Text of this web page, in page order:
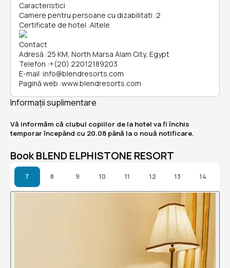
Caracteristici
Camere pentru persoane cu dizabilitati :2
Certificate de hotel :Altele
Contact
Adresă :25 KM, North Marsa Alam City, Egypt
Telefon :+(20) 22012189203
E-mail :info@blendresorts.com
Pagină web :www.blendresorts.com
Informații suplimentare
Vă informăm că clubul copiilor de la hotel va fi închis
temporar începând cu 20.08 până la o nouă notificare.
Book BLEND ELPHISTONE RESORT
7 8 9 10 11 12 13 14